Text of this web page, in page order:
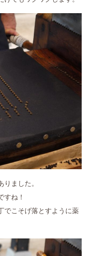
ました。
すね！
でこそげ落とすように薬